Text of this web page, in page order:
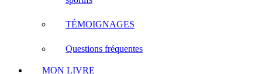
TÉMOIGNAGES
Questions fréquentes
MON LIVRE